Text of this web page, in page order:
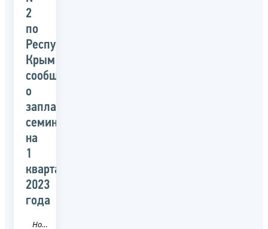
2
по
Республике
Крым
сообщает
о
запланированных
семинарах
на
1
квартал
2023
года
Новость